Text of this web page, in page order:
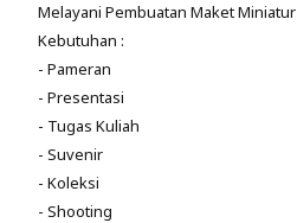
Melayani Pembuatan Maket
Kebutuhan :
- Pameran
- Presentasi
- Tugas Kuliah
- Suvenir
- Koleksi
- Shooting